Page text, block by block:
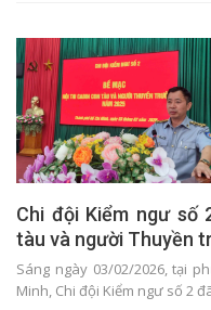
Chi đội Kiểm ngư số
tàu và người Thuyền
Sáng ngày 03/02/2026, tại
Minh, Chi đội Kiểm ngư số 2